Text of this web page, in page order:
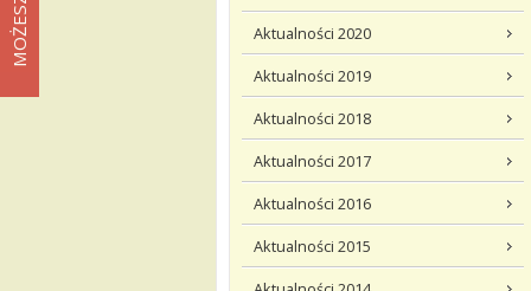
Aktualności 2020
Aktualności 2019
Aktualności 2018
Aktualności 2017
Aktualności 2016
Aktualności 2015